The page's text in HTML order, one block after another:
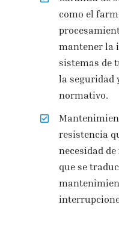
como el
mantener la
sistemas de
la seguridad
normativo.
resistencia
necesidad
que se